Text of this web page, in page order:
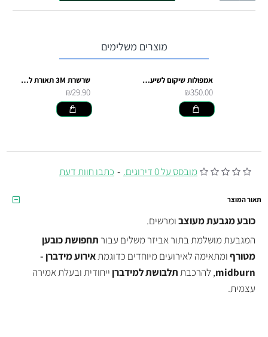
מובסס על 0 דירוגים. - כתבו חוות דעת
מוצרים משלימים
אמפולות שיקום לשיער צבוע ומובהר - Color Therapy בולי ג'ון מקצועי
₪350.00
שרשרת 3M תאורת לדים 20 ס"מ
₪29.90
תאור המוצר
כובע מגבעת מעוצבומרשים.
המגבעת מושלמת בתור אביזר משלים עבור תחפושת כובען
מטורףומתאימה לאירועים מיוחדים כדוגמתאירועמידברן -
midburn
, להרכבתתלבושת למידברן ייחודית ובעלת אמירה
עצמית.